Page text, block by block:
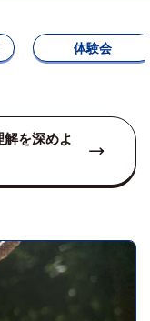
体験会
を深めよ